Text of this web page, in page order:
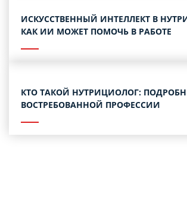
ИСКУССТВЕННЫЙ ИНТЕЛЛЕКТ В
КАК ИИ МОЖЕТ ПОМОЧЬ В РАБОТЕ
КТО ТАКОЙ НУТРИЦИОЛОГ:
ВОСТРЕБОВАННОЙ ПРОФЕССИИ